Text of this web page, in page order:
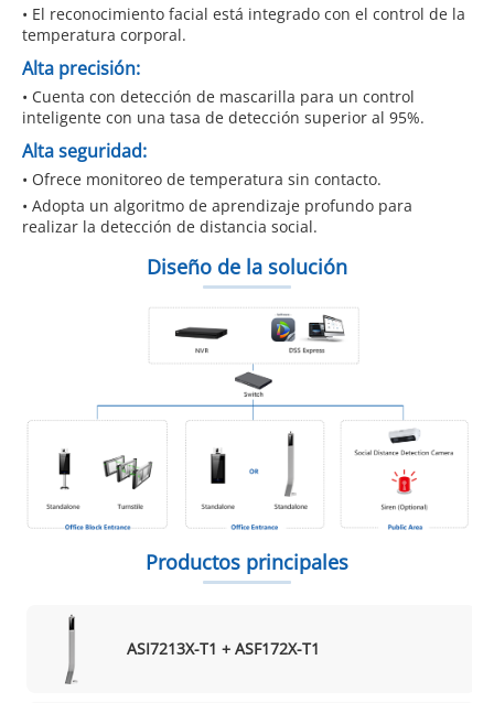
• El reconocimiento facial está integrado con el control de la
temperatura corporal.
Alta precisión:
• Cuenta con detección de mascarilla para un control
inteligente con una tasa de detección superior al 95%.
Alta seguridad:
• Ofrece monitoreo de temperatura sin contacto.
• Adopta un algoritmo de aprendizaje profundo para
realizar la detección de distancia social.
Diseño de la solución
Productos principales
ASI7213X-T1 + ASF172X-T1